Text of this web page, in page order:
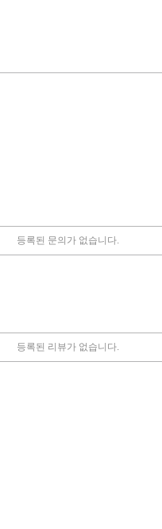
등록된 문의가 없습니다.
등록된 리뷰가 없습니다.